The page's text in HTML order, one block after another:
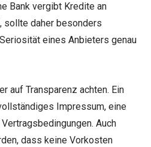
Bank vergibt Kredite an
sollte daher besonders
eines Anbieters genau
auf Transparenz achten. Ein
Impressum, eine
Auch
dass keine Vorkosten